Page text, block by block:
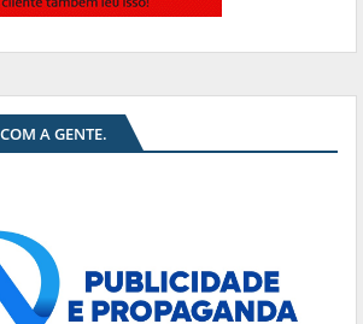
A GENTE.